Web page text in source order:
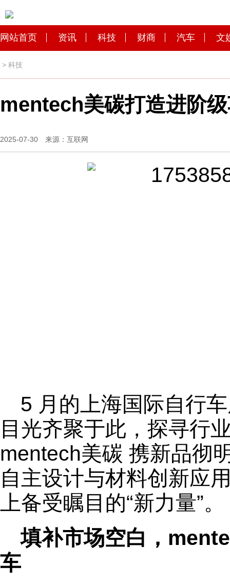
网站首页 资讯 科技 财商 汽车 文
> 科技
mentech美碳打造进阶
2025-07-30 来源：互联网
5 月的上海国际自行
目光齐聚于此，探寻行
mentech美碳 携新品彻
自主设计与材料创新应
上备受瞩目的“新力量”。
填补市场空白，
车